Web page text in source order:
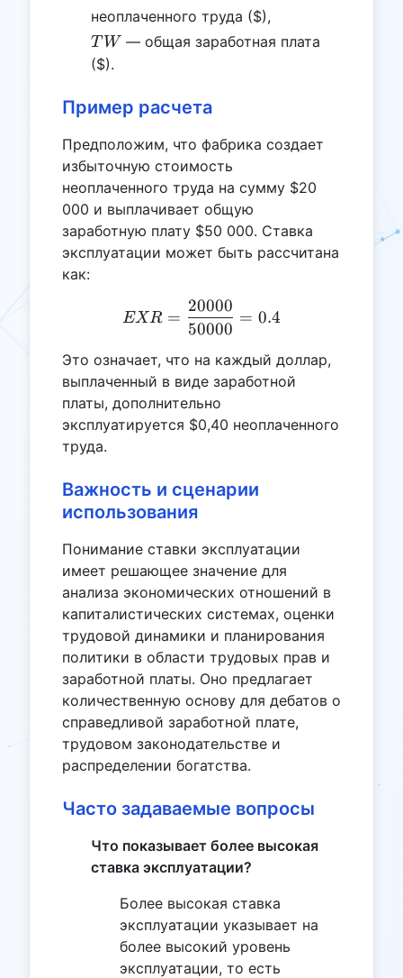
неоплаченного труда ($),
TW
T W — общая заработная плата
($).
Пример расчета
Предположим, что фабрика создает
избыточную стоимость
неоплаченного труда на сумму $20
000 и выплачивает общую
заработную плату $50 000. Ставка
эксплуатации может быть рассчитана
как:
EXR =
EXR =
50000
20000
= 0.4
Это означает, что на каждый доллар,
выплаченный в виде заработной
платы, дополнительно
эксплуатируется $0,40 неоплаченного
труда.
Важность и сценарии
использования
Понимание ставки эксплуатации
имеет решающее значение для
анализа экономических отношений в
капиталистических системах, оценки
трудовой динамики и планирования
политики в области трудовых прав и
заработной платы. Оно предлагает
количественную основу для дебатов о
справедливой заработной плате,
трудовом законодательстве и
распределении богатства.
Часто задаваемые вопросы
Что показывает более высокая
ставка эксплуатации?
Более высокая ставка
эксплуатации указывает на
более высокий уровень
эксплуатации, то есть